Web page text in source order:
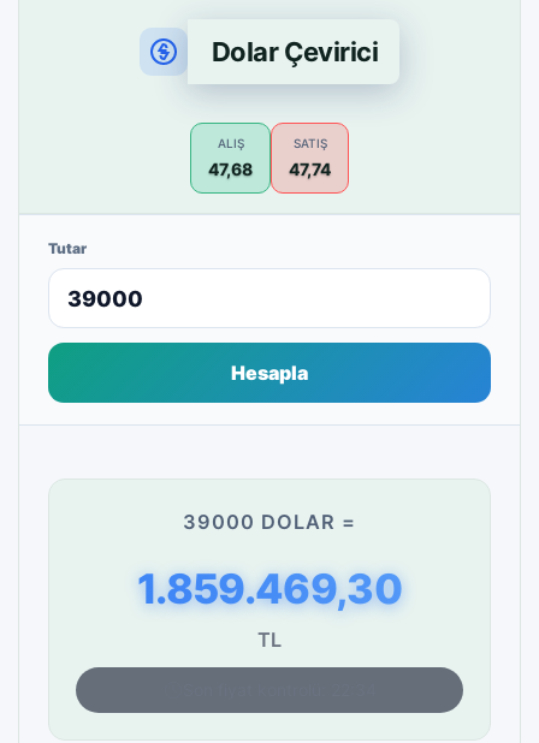
Dolar Çevirici
ALIŞ
47,68
SATIŞ
47,74
Tutar
Hesapla
39000 DOLAR =
1.859.469,30
TL